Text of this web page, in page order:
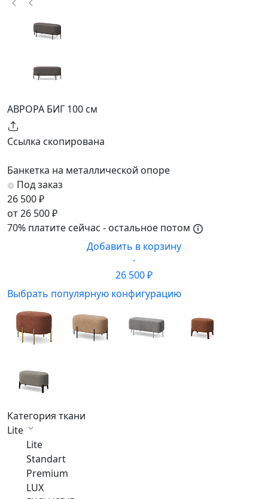
АВРОРА БИГ 100 см
Ссылка скопирована
Банкетка на металлической опоре
Под заказ
26 500 ₽
от 26 500 ₽
70% платите сейчас - остальное потом
Добавить в корзину
·
26 500 ₽
Выбрать популярную конфигурацию
Категория ткани
Lite
Lite
Standart
Premium
LUX